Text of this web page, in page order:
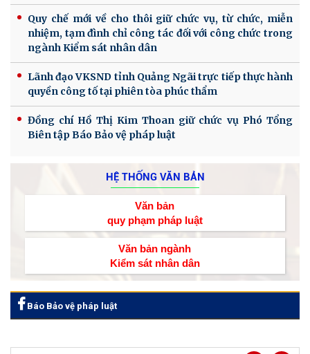
Quy chế mới về cho thôi giữ chức vụ, từ chức, miễn
nhiệm, tạm đình chỉ công tác đối với công chức trong
ngành Kiểm sát nhân dân
Lãnh đạo VKSND tỉnh Quảng Ngãi trực tiếp thực hành
quyền công tố tại phiên tòa phúc thẩm
Đồng chí Hồ Thị Kim Thoan giữ chức vụ Phó Tổng
Biên tập Báo Bảo vệ pháp luật
HỆ THỐNG VĂN BẢN
Văn bản
quy phạm pháp luật
Văn bản ngành
Kiểm sát nhân dân
Báo Bảo vệ pháp luật